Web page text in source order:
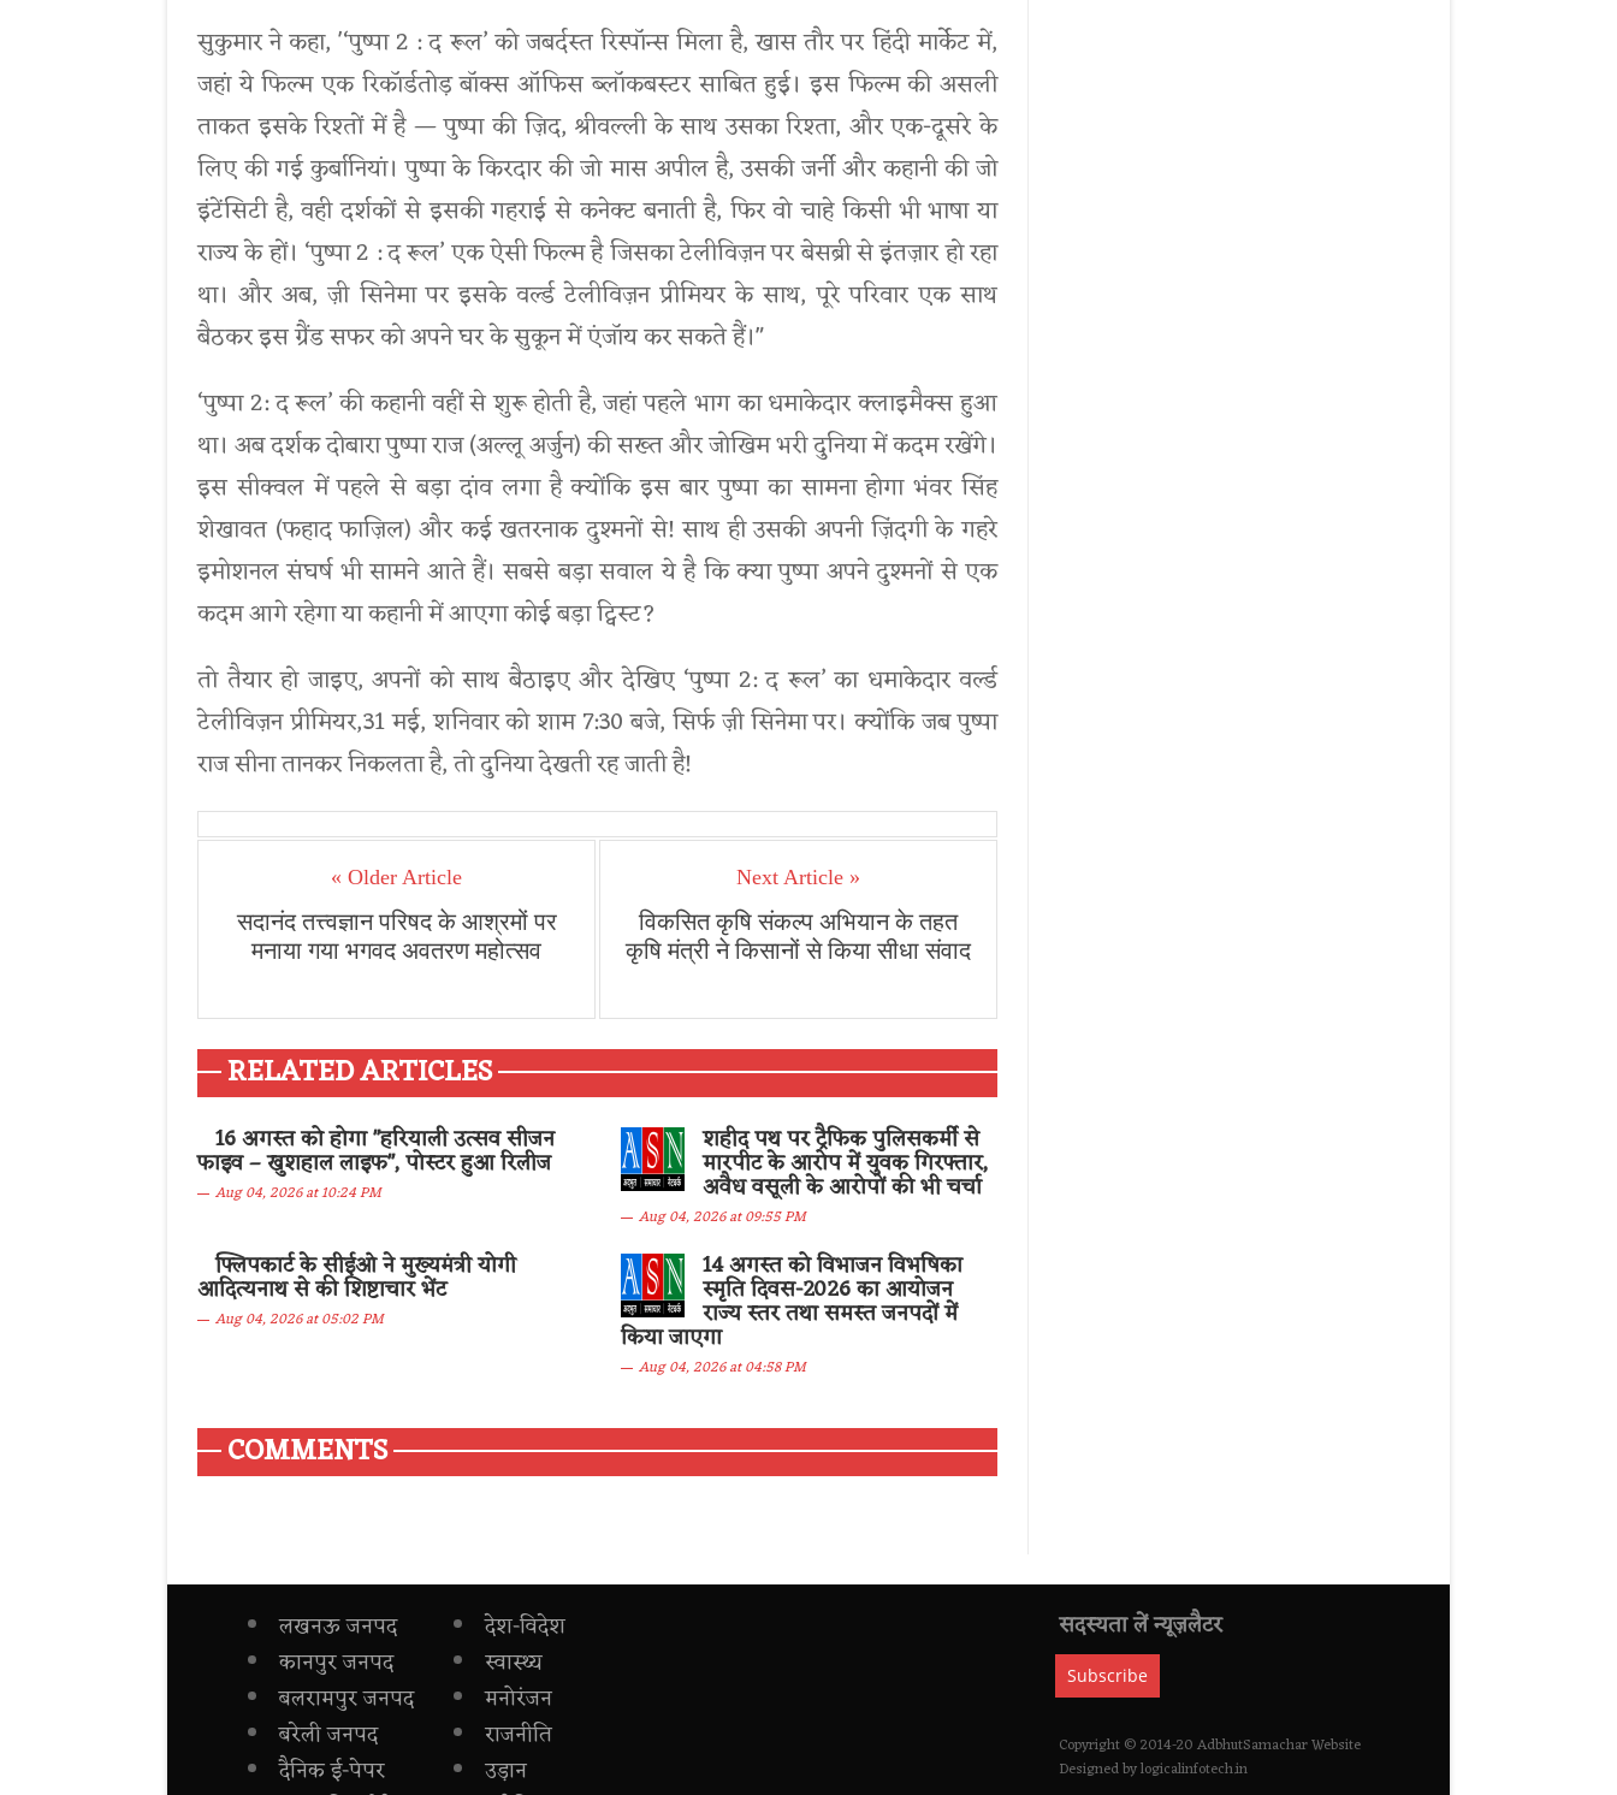
सुकुमार ने कहा, '‘पुष्पा 2 : द रूल’ को जबर्दस्त रिस्पॉन्स मिला है, खास तौर पर हिंदी मार्केट में,
जहां ये फिल्म एक रिकॉर्डतोड़ बॉक्स ऑफिस ब्लॉकबस्टर साबित हुई। इस फिल्म की असली
ताकत इसके रिश्तों में है — पुष्पा की ज़िद, श्रीवल्ली के साथ उसका रिश्ता, और एक-दूसरे के
लिए की गई कुर्बानियां। पुष्पा के किरदार की जो मास अपील है, उसकी जर्नी और कहानी की जो
इंटेंसिटी है, वही दर्शकों से इसकी गहराई से कनेक्ट बनाती है, फिर वो चाहे किसी भी भाषा या
राज्य के हों। ‘पुष्पा 2 : द रूल’ एक ऐसी फिल्म है जिसका टेलीविज़न पर बेसब्री से इंतज़ार हो रहा
था। और अब, ज़ी सिनेमा पर इसके वर्ल्ड टेलीविज़न प्रीमियर के साथ, पूरे परिवार एक साथ
बैठकर इस ग्रैंड सफर को अपने घर के सुकून में एंजॉय कर सकते हैं।"
‘पुष्पा 2: द रूल’ की कहानी वहीं से शुरू होती है, जहां पहले भाग का धमाकेदार क्लाइमैक्स हुआ
था। अब दर्शक दोबारा पुष्पा राज (अल्लू अर्जुन) की सख्त और जोखिम भरी दुनिया में कदम रखेंगे।
इस सीक्वल में पहले से बड़ा दांव लगा है क्योंकि इस बार पुष्पा का सामना होगा भंवर सिंह
शेखावत (फहाद फाज़िल) और कई खतरनाक दुश्मनों से! साथ ही उसकी अपनी ज़िंदगी के गहरे
इमोशनल संघर्ष भी सामने आते हैं। सबसे बड़ा सवाल ये है कि क्या पुष्पा अपने दुश्मनों से एक
कदम आगे रहेगा या कहानी में आएगा कोई बड़ा ट्विस्ट?
तो तैयार हो जाइए, अपनों को साथ बैठाइए और देखिए ‘पुष्पा 2: द रूल’ का धमाकेदार वर्ल्ड
टेलीविज़न प्रीमियर,31 मई, शनिवार को शाम 7:30 बजे, सिर्फ ज़ी सिनेमा पर। क्योंकि जब पुष्पा
राज सीना तानकर निकलता है, तो दुनिया देखती रह जाती है!
« Older Article
सदानंद तत्त्वज्ञान परिषद के आश्रमों पर
मनाया गया भगवद अवतरण महोत्सव
Next Article »
विकसित कृषि संकल्प अभियान के तहत
कृषि मंत्री ने किसानों से किया सीधा संवाद
RELATED ARTICLES
16 अगस्त को होगा "हरियाली उत्सव सीजन
फाइव – खुशहाल लाइफ", पोस्टर हुआ रिलीज
Aug 04, 2026 at 10:24 PM
शहीद पथ पर ट्रैफिक पुलिसकर्मी से
मारपीट के आरोप में युवक गिरफ्तार,
अवैध वसूली के आरोपों की भी चर्चा
Aug 04, 2026 at 09:55 PM
फ्लिपकार्ट के सीईओ ने मुख्यमंत्री योगी
आदित्यनाथ से की शिष्टाचार भेंट
Aug 04, 2026 at 05:02 PM
14 अगस्त को विभाजन विभषिका
स्मृति दिवस-2026 का आयोजन
राज्य स्तर तथा समस्त जनपदों में
किया जाएगा
Aug 04, 2026 at 04:58 PM
COMMENTS
लखनऊ जनपद
कानपुर जनपद
बलरामपुर जनपद
बरेली जनपद
दैनिक ई-पेपर
देश-विदेश
स्वास्थ्य
मनोरंजन
राजनीति
उड़ान
सदस्यता लें न्यूज़लैटर
Copyright © 2014-20 AdbhutSamachar Website
Designed by logicalinfotech.in